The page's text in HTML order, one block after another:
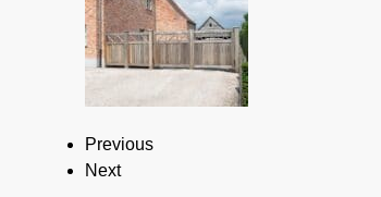
Previous
Next